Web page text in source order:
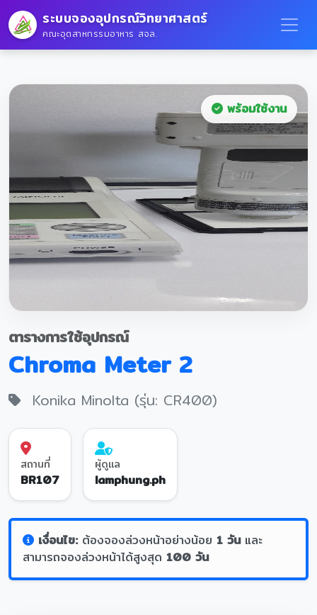
ระบบจองอุปกรณ์วิทยาศาสตร์
คณะอุตสาหกรรมอาหาร สจล.
พร้อมใช้งาน
ตารางการใช้อุปกรณ์
Chroma Meter 2
Konika Minolta (รุ่น: CR400)
สถานที่
BR107
ผู้ดูแล
lamphung.ph
เงื่อนไข:ต้องจองล่วงหน้าอย่างน้อย 1 วันและ
สามารถจองล่วงหน้าได้สูงสุด 100 วัน